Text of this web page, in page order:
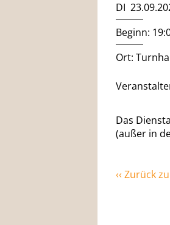
DI
Beginn:
Ort:
Das
(außer in
‹‹ Zurück